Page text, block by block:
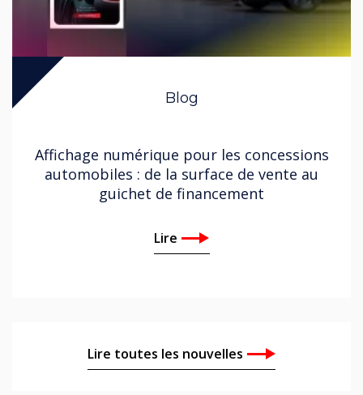
Blog
Affichage numérique pour les concessions
automobiles : de la surface de vente au
guichet de financement
Lire
Lire toutes les nouvelles